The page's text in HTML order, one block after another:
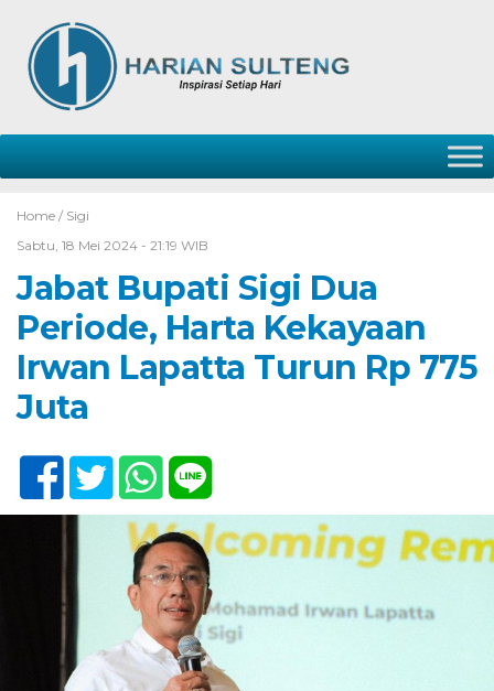
Home / Sigi
Sabtu, 18 Mei 2024 - 21:19 WIB
Jabat Bupati Sigi Dua
Periode, Harta Kekayaan
Irwan Lapatta Turun Rp 775
Juta